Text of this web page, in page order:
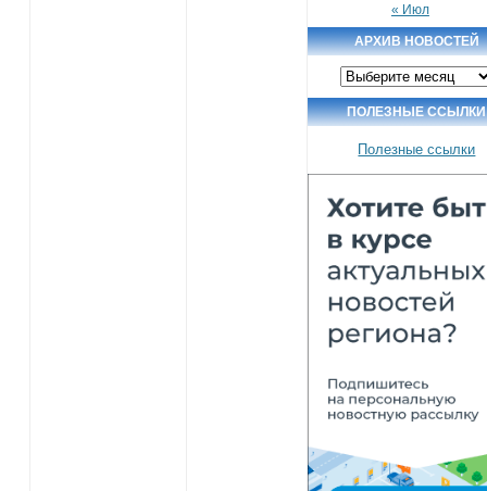
« Июл
АРХИВ НОВОСТЕЙ
Архив
новостей
ПОЛЕЗНЫЕ ССЫЛКИ
Полезные ссылки